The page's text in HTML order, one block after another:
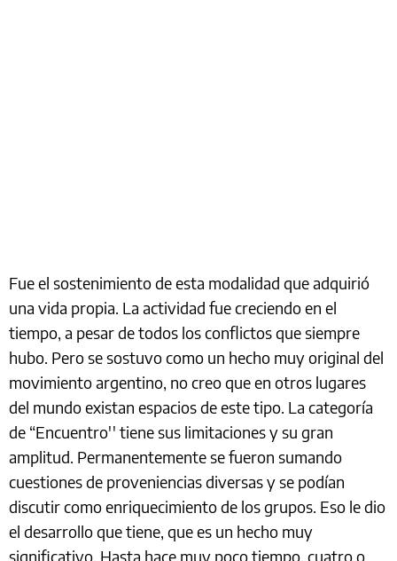
Fue el sostenimiento de esta modalidad que adquirió
una vida propia. La actividad fue creciendo en el
tiempo, a pesar de todos los conflictos que siempre
hubo. Pero se sostuvo como un hecho muy original del
movimiento argentino, no creo que en otros lugares
del mundo existan espacios de este tipo. La categoría
de “Encuentro'' tiene sus limitaciones y su gran
amplitud. Permanentemente se fueron sumando
cuestiones de proveniencias diversas y se podían
discutir como enriquecimiento de los grupos. Eso le dio
el desarrollo que tiene, que es un hecho muy
significativo. Hasta hace muy poco tiempo, cuatro o